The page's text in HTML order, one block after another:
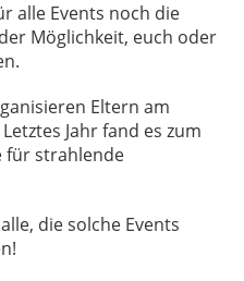
alle Events noch die
Möglichkeit, euch oder
Eltern am
Jahr fand es zum
für strahlende
die solche Events